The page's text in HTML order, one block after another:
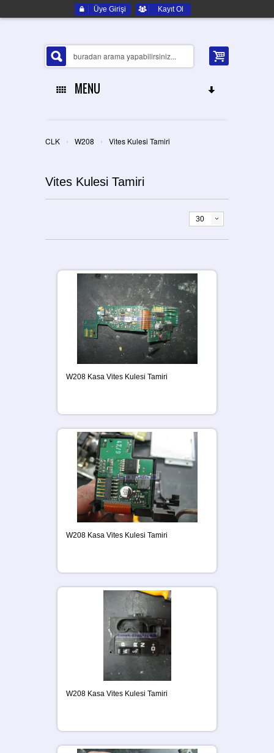
Üye Girişi Kayıt Ol
MENU
ELEKTRONIK YEDEK PARÇA
CLK › W208 › Vites Kulesi Tamiri
Vites Kulesi Tamiri
30
W208 Kasa Vites Kulesi Tamiri
W208 Kasa Vites Kulesi Tamiri
W208 Kasa Vites Kulesi Tamiri